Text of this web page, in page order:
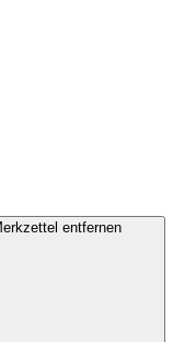
entfernen